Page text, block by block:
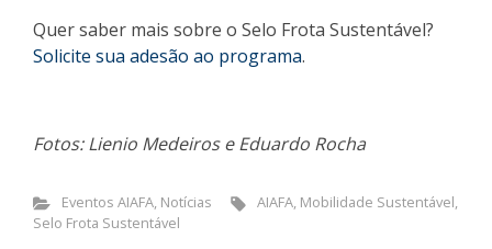
Quer saber mais sobre o Selo Frota Sustentável?
Solicite sua adesão ao programa.
Fotos: Lienio Medeiros e Eduardo Rocha
Eventos AIAFA, Notícias AIAFA, Mobilidade Sustentável,
Selo Frota Sustentável